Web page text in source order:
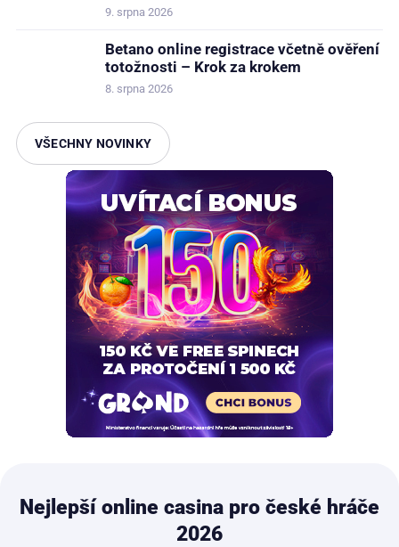
9. srpna 2026
Betano online registrace včetně ověření
totožnosti – Krok za krokem
8. srpna 2026
VŠECHNY NOVINKY
Nejlepší online casina pro české hráče
2026